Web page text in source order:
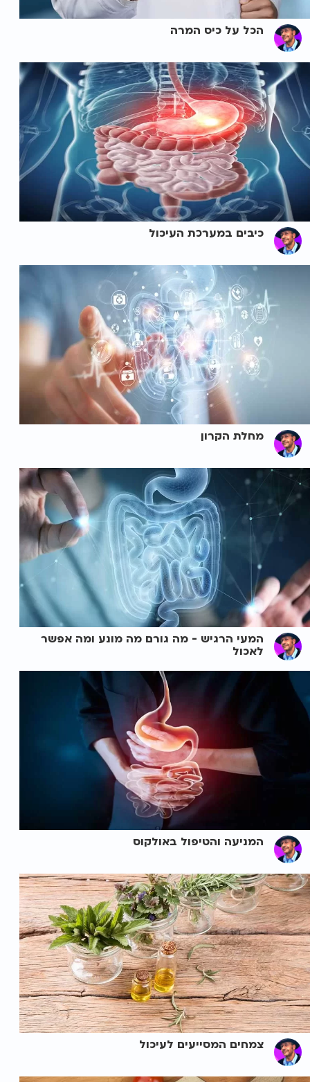
הכל על כיס המרה
כיבים במערכת העיכול
מחלת הקרון
המעי הרגיש - מה גורם מה מונע ומה אפשר
לאכול
המניעה והטיפול באולקוס
צמחים המסייעים לעיכול